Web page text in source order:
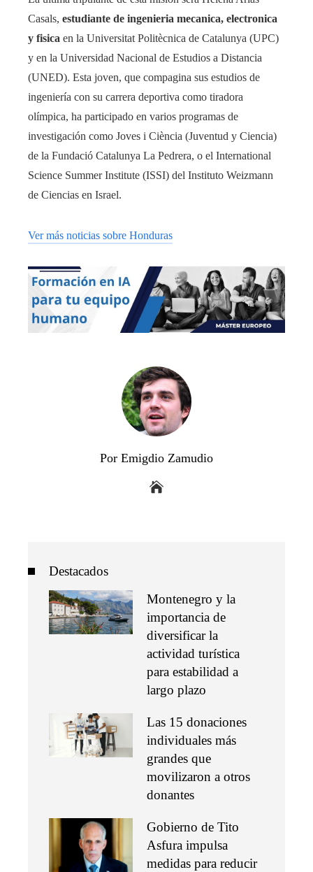
Casals, estudiante de ingenieria mecanica, electronica
y fisica en la Universitat Politècnica de Catalunya (UPC)
y en la Universidad Nacional de Estudios a Distancia
(UNED). Esta joven, que compagina sus estudios de
ingeniería con su carrera deportiva como tiradora
olímpica, ha participado en varios programas de
investigación como Joves i Ciència (Juventud y Ciencia)
de la Fundació Catalunya La Pedrera, o el International
Science Summer Institute (ISSI) del Instituto Weizmann
de Ciencias en Israel.
Ver más noticias sobre Honduras
Por Emigdio Zamudio
Destacados
Montenegro y la
importancia de
diversificar la
actividad turística
para estabilidad a
largo plazo
Las 15 donaciones
individuales más
grandes que
movilizaron a otros
donantes
Gobierno de Tito
Asfura impulsa
medidas para reducir